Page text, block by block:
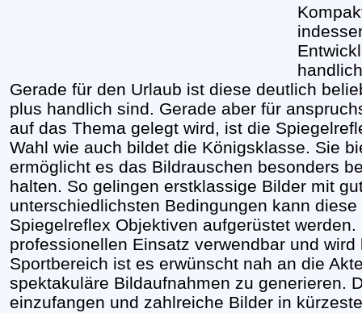
Gerade für den Urlaub ist diese deutlich
plus handlich sind. Gerade aber für
auf das Thema gelegt wird, ist die
Wahl wie auch bildet die Königsklasse. Sie
ermöglicht es das Bildrauschen besonders
halten. So gelingen erstklassige Bilder mit
unterschiedlichsten Bedingungen kann
Spiegelreflex Objektiven aufgerüstet
professionellen Einsatz verwendbar und
Sportbereich ist es erwünscht nah an die
spektakuläre Bildaufnahmen zu generieren.
einzufangen und zahlreiche Bilder in